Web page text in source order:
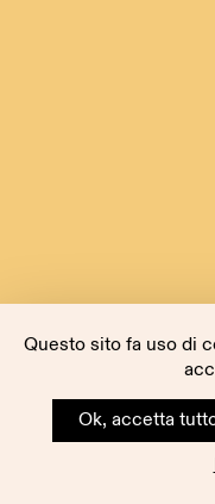
Questo sito fa uso di
Ok, accetta